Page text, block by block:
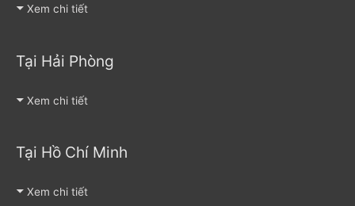
Xem chi tiết
Tại Hải Phòng
Xem chi tiết
Tại Hồ Chí Minh
Xem chi tiết